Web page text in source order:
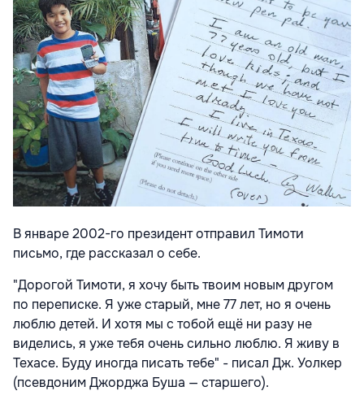
В январе 2002-го президент отправил Тимоти
письмо, где рассказал о себе.
"Дорогой Тимоти, я хочу быть твоим новым другом
по переписке. Я уже старый, мне 77 лет, но я очень
люблю детей. И хотя мы с тобой ещё ни разу не
виделись, я уже тебя очень сильно люблю. Я живу в
Техасе. Буду иногда писать тебе" - писал Дж. Уолкер
(псевдоним Джорджа Буша — старшего).